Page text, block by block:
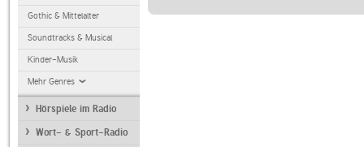
Gothic & Mittelalter
Soundtracks & Musical
Kinder-Musik
Mehr Genres
Hörspiele im Radio
Wort- & Sport-Radio